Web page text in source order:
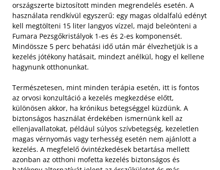
országszerte biztosított minden megrendelés esetén. A
használata rendkívül egyszerű: egy magas oldalfalú edényt
kell megtölteni 15 liter langyos vízzel, majd beleönteni a
Fumara Pezsgőkristályok 1-es és 2-es komponensét.
Mindössze 5 perc behatási idő után már élvezhetjük is a
kezelés jótékony hatásait, mindezt anélkül, hogy el kellene
hagynunk otthonunkat.
Természetesen, mint minden terápia esetén, itt is fontos
az orvosi konzultáció a kezelés megkezdése előtt,
különösen akkor, ha krónikus betegséggel küzdünk. A
biztonságos használat érdekében ismernünk kell az
ellenjavallatokat, például súlyos szívbetegség, kezeletlen
magas vérnyomás vagy terhesség esetén nem ajánlott a
kezelés. A megfelelő óvintézkedések betartása mellett
azonban az otthoni mofetta kezelés biztonságos és